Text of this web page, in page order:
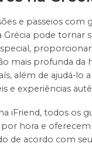
e passeios com
Grécia pode tornar
mais profunda da
além de ajudá-lo
e experiências
iFriend, todos os
hora e
de acordo com